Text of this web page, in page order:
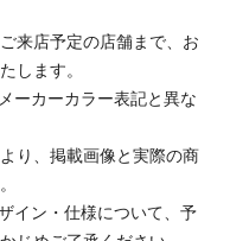
来店予定の店舗まで、お
します。
ーカーカラー表記と異な
り、掲載画像と実際の商
イン・仕様について、予